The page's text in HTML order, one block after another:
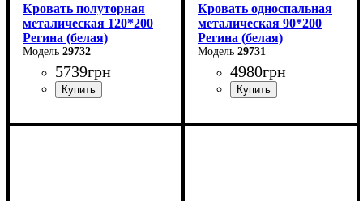
Кровать полуторная
металическая 120*200
Регина (белая)
29732
5739грн
Ширина: 120 см
Кровать односпальная
металическая 90*200
Регина (белая)
29731
4980грн
Ширина: 90 см